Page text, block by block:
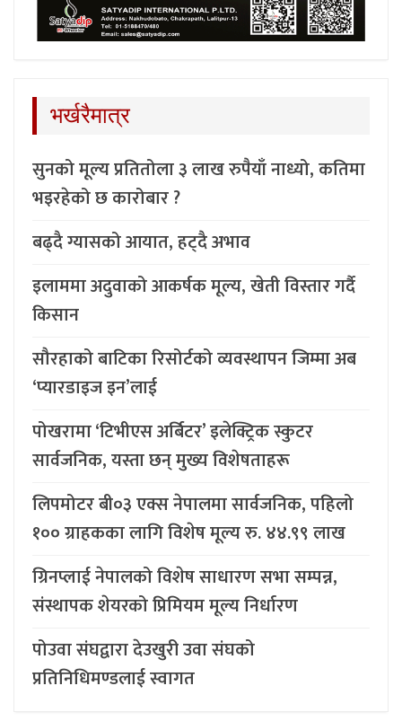
भर्खरैमात्र
सुनको मूल्य प्रतितोला ३ लाख रुपैयाँ नाध्यो, कतिमा
भइरहेको छ कारोबार ?
बढ्दै ग्यासको आयात, हट्दै अभाव
इलाममा अदुवाको आकर्षक मूल्य, खेती विस्तार गर्दै
किसान
सौरहाको बाटिका रिसोर्टको व्यवस्थापन जिम्मा अब
‘प्यारडाइज इन’लाई
पोखरामा ‘टिभीएस अर्बिटर’ इलेक्ट्रिक स्कुटर
सार्वजनिक, यस्ता छन् मुख्य विशेषताहरू
लिपमोटर बी०३ एक्स नेपालमा सार्वजनिक, पहिलो
१०० ग्राहकका लागि विशेष मूल्य रु. ४४.९९ लाख
ग्रिनप्लाई नेपालको विशेष साधारण सभा सम्पन्न,
संस्थापक शेयरको प्रिमियम मूल्य निर्धारण
पोउवा संघद्वारा देउखुरी उवा संघको
प्रतिनिधिमण्डलाई स्वागत